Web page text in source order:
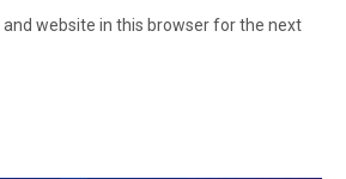
website in this browser for the next